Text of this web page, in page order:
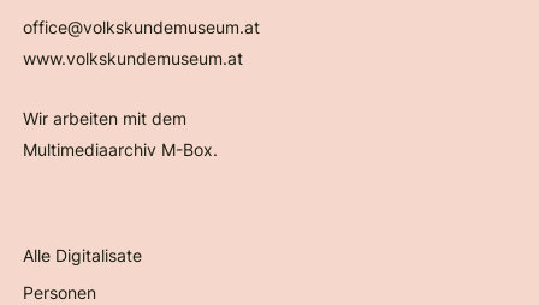
office@volkskundemuseum.at
www.volkskundemuseum.at
Wir arbeiten mit dem
Multimediaarchiv M-Box.
Alle Digitalisate
Personen